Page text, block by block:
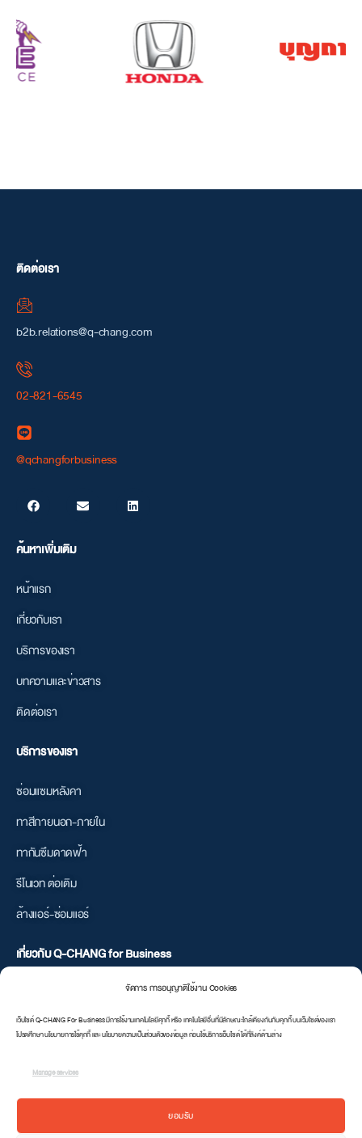
จัดการ การอนุญาติใช้งาน Cookies
เว็บไซต์ Q-CHANG For Business มีการใช้งานเทคโนโลยีคุกกี้ หรือ เทคโนโลยีอื่นที่มีลักษณะใกล้เคียงกันกับคุกกี้ บนเว็บไซต์ของเรา
โปรดศึกษา นโยบายการใช้คุกกี้ และ นโยบายความเป็นส่วนตัวของข้อมูล ก่อนใช้บริการเว็บไซต์ ได้ที่ลิงค์ด้านล่าง
Manage services
ยอมรับ
ติดต่อเรา
b2b.relations@q-chang.com
02-821-6545
@qchangforbusiness
ค้นหาเพิ่มเติม
หน้าแรก
เกี่ยวกับเรา
บริการของเรา
บทความและข่าวสาร
ติดต่อเรา
บริการของเรา
ซ่อมแซมหลังคา
ทาสีภายนอก-ภายใน
ทากันซึมดาดฟ้า
รีโนเวท ต่อเติม
ล้างแอร์-ซ่อมแอร์
เกี่ยวกับ Q-CHANG for Business
เงื่อนไขการใช้บริการ